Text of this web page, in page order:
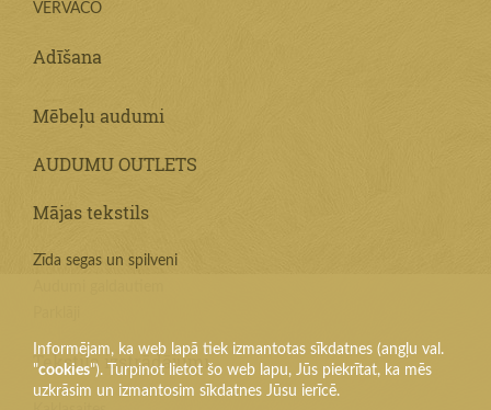
Informējam, ka web lapā tiek izmantotas sīkdatnes (angļu val.
"cookies"). Turpinot lietot šo web lapu, Jūs piekrītat, ka mēs
uzkrāsim un izmantosim sīkdatnes Jūsu ierīcē.
VERVACO
Adīšana
Mēbeļu audumi
AUDUMU OUTLETS
Mājas tekstils
Zīda segas un spilveni
Tekstila izstrādājumi